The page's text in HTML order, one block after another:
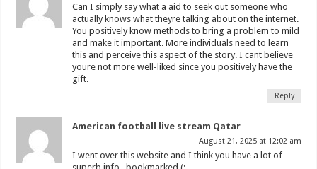
Can I simply say what a aid to seek out someone who
actually knows what theyre talking about on the internet.
You positively know methods to bring a problem to mild
and make it important. More individuals need to learn
this and perceive this aspect of the story. I cant believe
youre not more well-liked since you positively have the
gift.
Reply
American football live stream Qatar
August 21, 2025 at 12:02 am
I went over this website and I think you have a lot of